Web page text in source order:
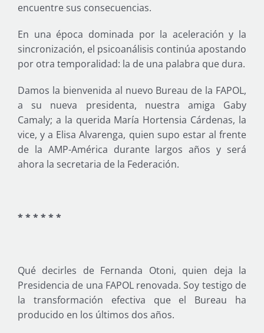
encuentre sus consecuencias.
En una época dominada por la aceleración y la
sincronización, el psicoanálisis continúa apostando
por otra temporalidad: la de una palabra que dura.
Damos la bienvenida al nuevo Bureau de la FAPOL,
a su nueva presidenta, nuestra amiga Gaby
Camaly; a la querida María Hortensia Cárdenas, la
vice, y a Elisa Alvarenga, quien supo estar al frente
de la AMP-América durante largos años y será
ahora la secretaria de la Federación.
* * * * * *
Qué decirles de Fernanda Otoni, quien deja la
Presidencia de una FAPOL renovada. Soy testigo de
la transformación efectiva que el Bureau ha
producido en los últimos dos años.